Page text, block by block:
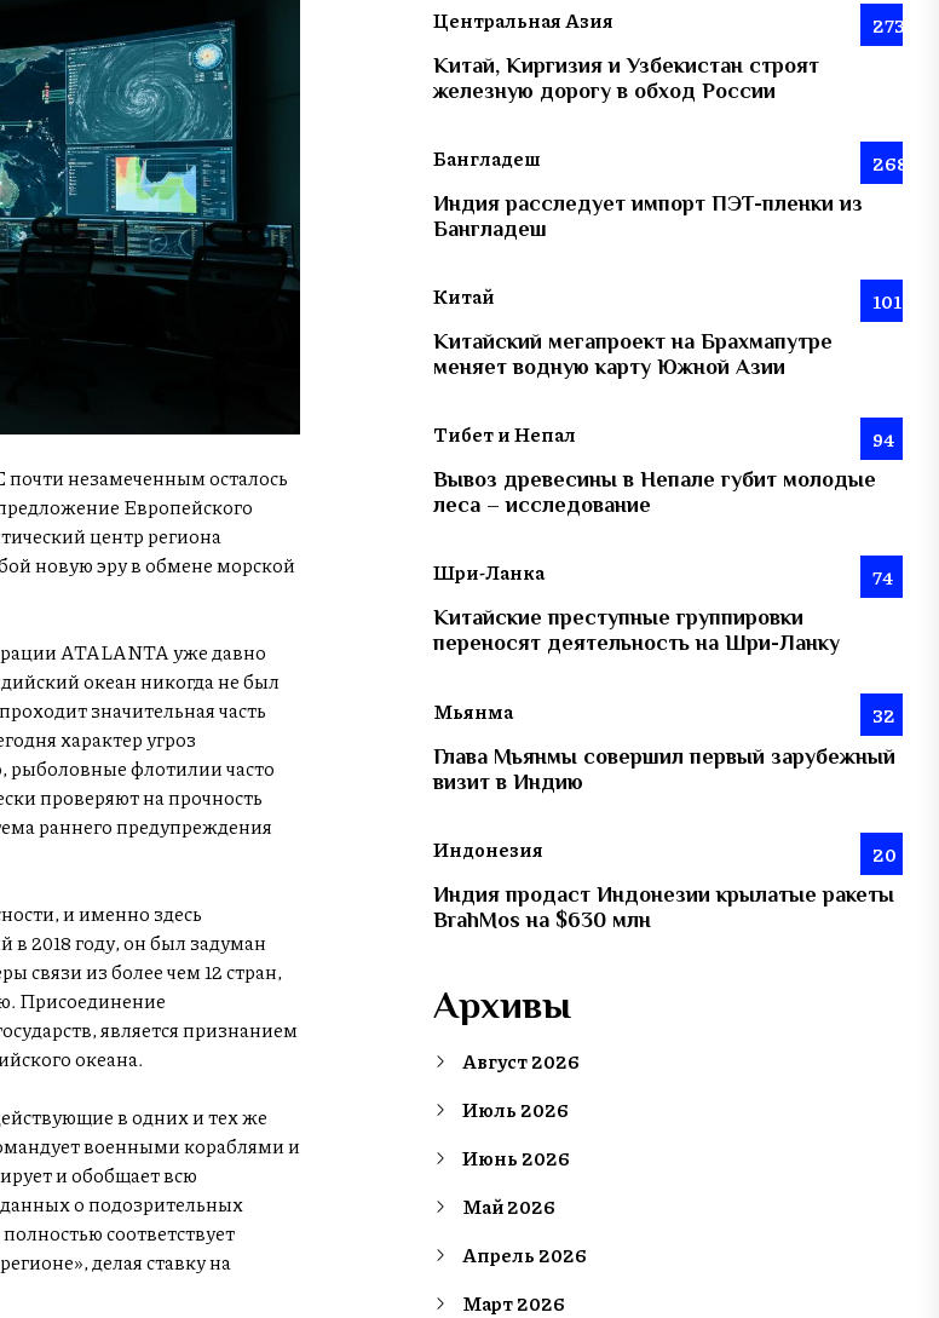
незамеченным осталось
Европейского
центр региона
новую эру в обмене морской
ATALANTA уже давно
океан никогда не был
значительная часть
характер угроз
рыболовные флотилии часто
проверяют на прочность
раннего предупреждения
и именно здесь
2018 году, он был задуман
связи из более чем 12 стран,
Присоединение
является признанием
океана.
в одних и тех же
военными кораблями и
и обобщает всю
о подозрительных
соответствует
делая ставку на
Центральная Азия 273
Китай, Киргизия и Узбекистан строят
железную дорогу в обход России
Бангладеш 268
Индия расследует импорт ПЭТ-пленки из
Бангладеш
Китай 101
Китайский мегапроект на Брахмапутре
меняет водную карту Южной Азии
Тибет и Непал 94
Вывоз древесины в Непале губит молодые
леса – исследование
Шри-Ланка 74
Китайские преступные группировки
переносят деятельность на Шри-Ланку
Мьянма 32
Глава Мьянмы совершил первый зарубежный
визит в Индию
Индонезия 20
Индия продаст Индонезии крылатые ракеты
BrahMos на $630 млн
Архивы
Август 2026
Июль 2026
Июнь 2026
Май 2026
Апрель 2026
Март 2026